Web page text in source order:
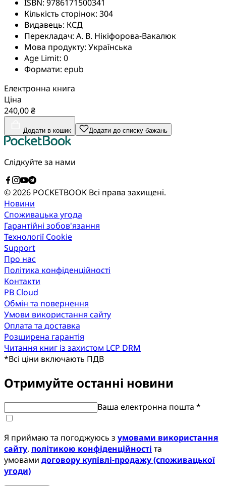
ISBN: 9786171500341
Кількість сторінок: 304
Видавець: КСД
Перекладач: А. В. Нікіфорова-Вакалюк
Мова продукту: Українська
Age Limit: 0
Формати: epub
Електронна книга
Ціна
240,00 ₴
Додати в кошик Додати до списку бажань
Слідкуйте за нами
© 2026 POCKETBOOK Всі права захищені.
Новини
Споживацька угода
Гарантійні зобов'язання
Технології Cookie
Support
Про нас
Політика конфіденційності
Контакти
PB Cloud
Обмін та повернення
Умови використання сайту
Оплата та доставка
Розширена гарантія
Читання книг із захистом LCP DRM
*Всі ціни включають ПДВ
Отримуйте останні новини
Ваша електронна пошта *
Я приймаю та погоджуюсь з умовами використання
сайту, політикою конфіденційності та
умовами договору купівлі-продажу (споживацької
угоди)